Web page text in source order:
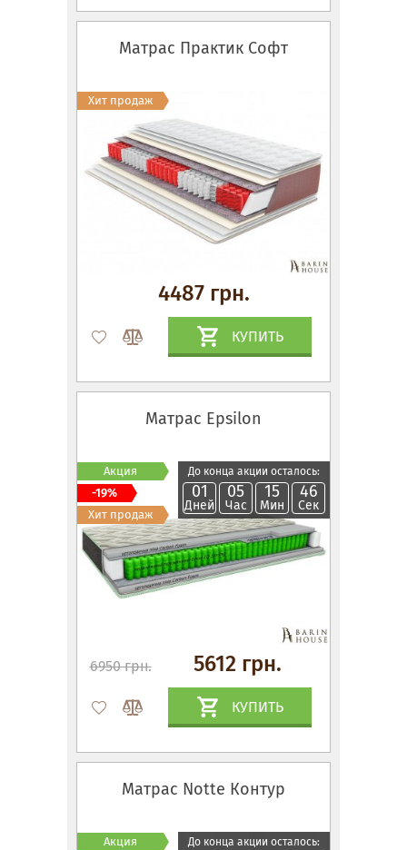
Матрас Практик Софт
4487 грн.
КУПИТЬ
Хит продаж
Матрас Epsilon
До конца акции осталось:
01
Дней
05
Час
15
Мин
45
Сек
6950 грн. 5612 грн.
КУПИТЬ
Акция
-19%
Хит продаж
Матрас Notte Контур
До конца акции осталось:
Акция